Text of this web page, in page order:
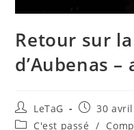
Retour sur
d’Aubenas –
LeTaG
30
C'est passé /